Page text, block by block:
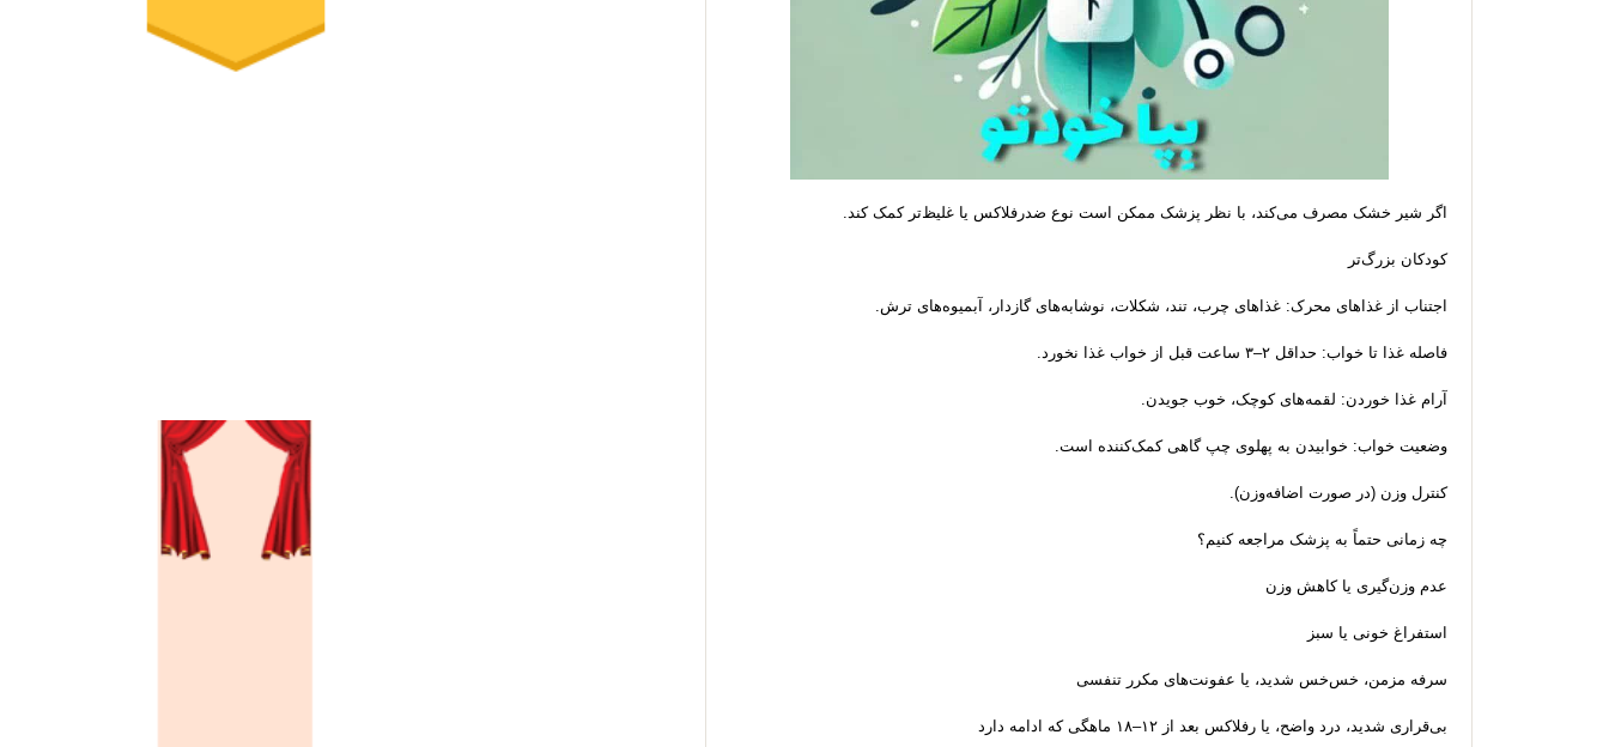
اگر شیر خشک مصرف می‌کند، با نظر پزشک ممکن است نوع ضدرفلاکس یا غلیظ‌تر کمک کند.
کودکان بزرگ‌تر
اجتناب از غذاهای محرک: غذاهای چرب، تند، شکلات، نوشابه‌های گازدار، آبمیوه‌های ترش.
فاصله غذا تا خواب: حداقل ۲–۳ ساعت قبل از خواب غذا نخورد.
آرام غذا خوردن: لقمه‌های کوچک، خوب جویدن.
وضعیت خواب: خوابیدن به پهلوی چپ گاهی کمک‌کننده است.
کنترل وزن (در صورت اضافه‌وزن).
چه زمانی حتماً به پزشک مراجعه کنیم؟
عدم وزن‌گیری یا کاهش وزن
استفراغ خونی یا سبز
سرفه مزمن، خس‌خس شدید، یا عفونت‌های مکرر تنفسی
بی‌قراری شدید، درد واضح، یا رفلاکس بعد از ۱۲–۱۸ ماهگی که ادامه دارد